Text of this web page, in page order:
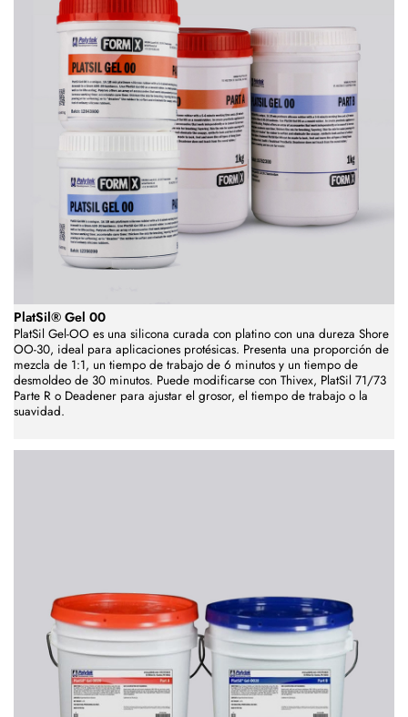
PlatSil® Gel 00
PlatSil Gel-OO es una silicona curada con platino con una dureza Shore
OO-30, ideal para aplicaciones protésicas. Presenta una proporción de
mezcla de 1:1, un tiempo de trabajo de 6 minutos y un tiempo de
desmoldeo de 30 minutos. Puede modificarse con Thivex, PlatSil 71/73
Parte R o Deadener para ajustar el grosor, el tiempo de trabajo o la
suavidad.